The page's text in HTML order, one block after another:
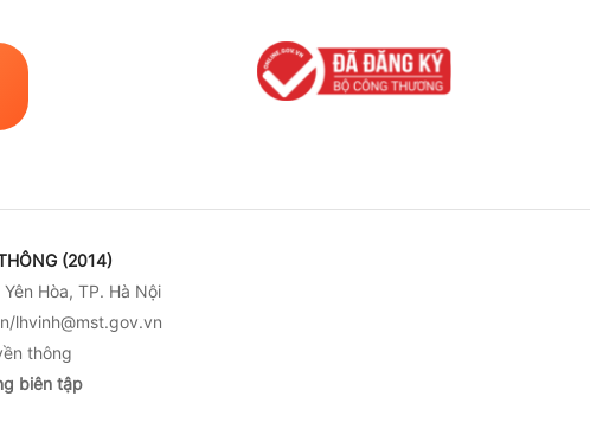
(2014)
Hòa, TP. Hà Nội
lhvinh@mst.gov.vn
thông
biên tập